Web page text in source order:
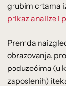
grubim crtama
prikaz analize i
Premda
obrazovanja,
poduzećima (u
zaposlenih)